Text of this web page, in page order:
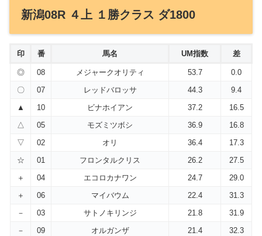
新潟08R ４上 １勝クラス ダ1800
印 番 馬名 UM指数 差
◎ 08 メジャークオリティ 53.7
0.0
〇
07 レッドバロッサ 44.3
9.4
▲
10 ビナホイアン 37.2
16.5
△
05 モズミツボシ 36.9
16.8
▽
02 オリ 36.4
17.3
☆
01 フロンタルクリス 26.2
27.5
＋
04 エコロカナワン 24.7
29.0
＋
06 マイバウム 22.4
31.3
－
03 サトノキリンジ 21.8
31.9
－
09 オルガンザ 21.4 32.3